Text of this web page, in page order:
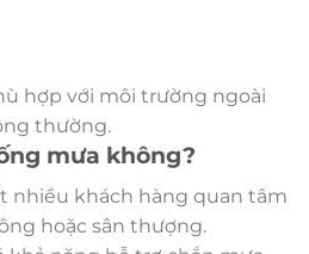
hợp với môi trường ngoài
thường.
mưa không?
nhiều khách hàng quan tâm
hoặc sân thượng.